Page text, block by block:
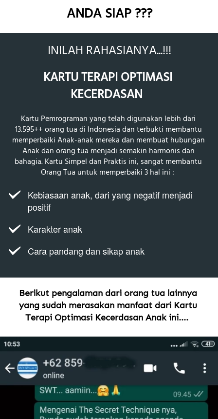
ANDA SIAP ???
INILAH RAHASIANYA...!!!
KARTU TERAPI OPTIMASI
KECERDASAN
Kartu Pemrograman yang telah digunakan lebih dari
13.595++ orang tua di Indonesia dan terbukti membantu
memperbaiki Anak-anak mereka dan membuat hubungan
Anak dan orang tua menjadi semakin harmonis dan
bahagia. Kartu Simpel dan Praktis ini, sangat membantu
Orang Tua untuk memperbaiki 3 hal ini :
Kebiasaan anak, dari yang negatif menjadi
positif
Karakter anak
Cara pandang dan sikap anak
Berikut pengalaman dari orang tua lainnya
yang sudah merasakan manfaat dari Kartu
Terapi Optimasi Kecerdasan Anak ini....